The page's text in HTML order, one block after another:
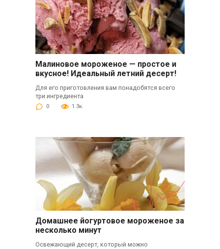
Малиновое мороженое — простое и
вкусное! Идеальный летний десерт!
Для его приготовления вам понадобятся всего
три ингредиента
0 1.3к.
Домашнее йогуртовое мороженое за
несколько минут
Освежающий десерт, который можно